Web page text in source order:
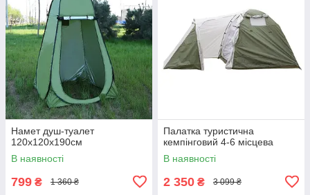
Намет душ-туалет
120х120х190см
В наявності
799 ₴ 1 360 ₴
Палатка туристична
кемпінговий 4-6 місцева
В наявності
2 350 ₴ 3 099 ₴